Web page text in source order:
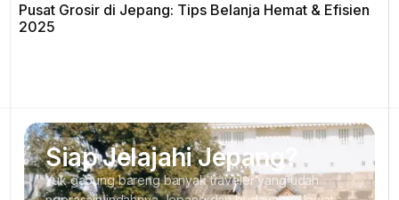
Pusat Grosir di Jepang: Tips Belanja Hemat & Efisien
2025
Siap Jelajahi Jepang?
Yuk gabung bareng banyak traveler yang udah